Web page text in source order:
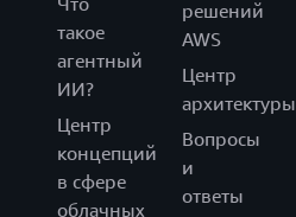
такое
агентный
ИИ?
Центр
концепций
в сфере
облачных
решений
AWS
Центр
архитектуры
Вопросы
и
ответы